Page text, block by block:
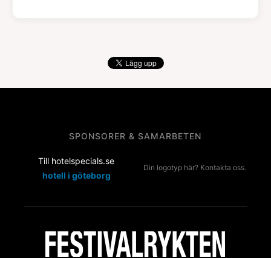
SPONSORER & SAMARBETEN
Till hotelspecials.se
hotell i göteborg
Din logotyp här? Kontakta oss.